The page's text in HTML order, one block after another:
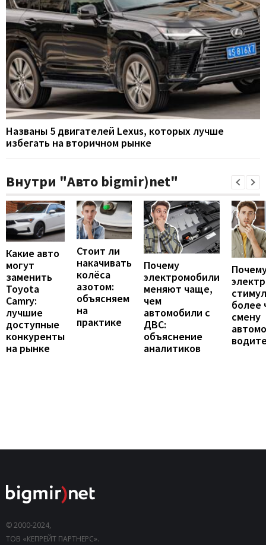
Названы 5 двигателей Lexus, которых лучше
избегать на вторичном рынке
Внутри "Авто bigmir)net"
Какие авто
могут
заменить
Toyota
Camry:
лучшие
доступные
конкуренты
на рынке
Стоит ли
накачивать
колёса
азотом:
объясняем
на
практике
Почему
электромобили
меняют чаще,
чем
автомобили с
ДВС:
объяснение
аналитиков
более
смену
© 2000-2024,
ТОВ «КЕПРЕЙТ ПАРТНЕРС».